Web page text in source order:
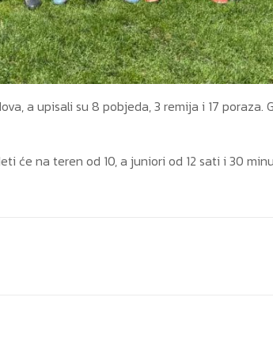
a upisali su 8 pobjeda, 3 remija i 17 poraza.
će na teren od 10, a juniori od 12 sati i 30